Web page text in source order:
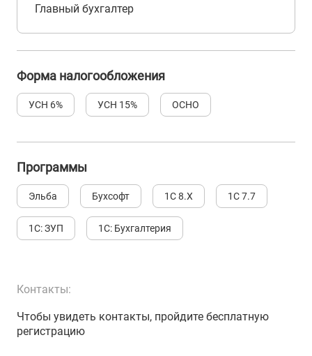
Главный бухгалтер
Форма налогообложения
УСН 6% УСН 15% ОСНО
Программы
Эльба Бухсофт 1С 8.Х 1С 7.7
1С: ЗУП 1С: Бухгалтерия
Контакты:
Чтобы увидеть контакты, пройдите бесплатную
регистрацию